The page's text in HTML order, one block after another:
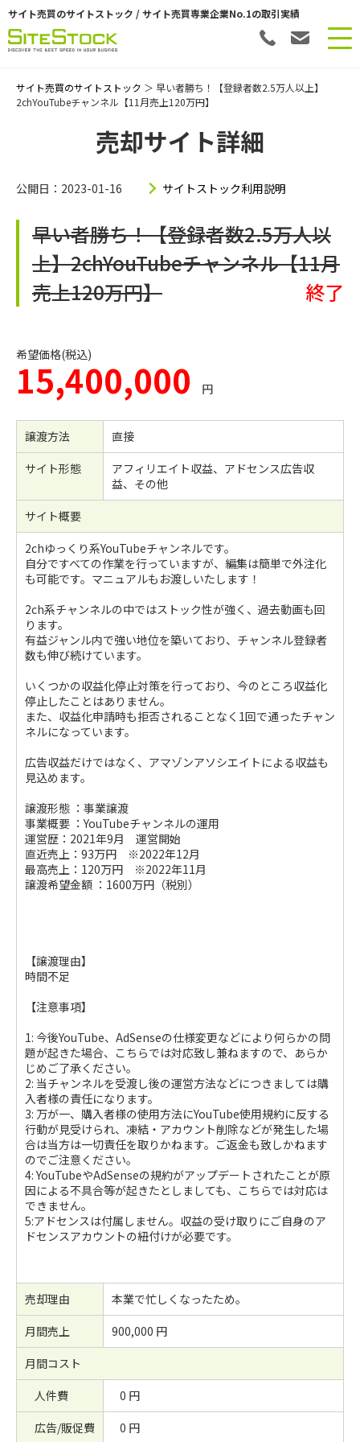
サイト売買のサイトストック / サイト売買専業企業No.1の取引実績
サイト売買のサイトストック ＞ 早い者勝ち！【登録者数2.5万人以上】
2chYouTubeチャンネル【11月売上120万円】
売却サイト詳細
公開日：2023-01-16 サイトストック利用説明
早い者勝ち！【登録者数2.5万人以
上】2chYouTubeチャンネル【11月
売上120万円】
終了
希望価格(税込)
15,400,000 円
譲渡方法
直接
サイト形態
アフィリエイト収益、アドセンス広告収
益、その他
サイト概要
2chゆっくり系YouTubeチャンネルです。
自分ですべての作業を行っていますが、編集は簡単で外注化
も可能です。マニュアルもお渡しいたします！
2ch系チャンネルの中ではストック性が強く、過去動画も回
ります。
有益ジャンル内で強い地位を築いており、チャンネル登録者
数も伸び続けています。
いくつかの収益化停止対策を行っており、今のところ収益化
停止したことはありません。
また、収益化申請時も拒否されることなく1回で通ったチャン
ネルになっています。
広告収益だけではなく、アマゾンアソシエイトによる収益も
見込めます。
譲渡形態 ：事業譲渡
事業概要 ：YouTubeチャンネルの運用
運営歴：2021年9月 運営開始
直近売上：93万円 ※2022年12月
最高売上：120万円 ※2022年11月
譲渡希望金額 ：1600万円（税別）
【譲渡理由】
時間不足
【注意事項】
1: 今後YouTube、AdSenseの仕様変更などにより何らかの問
題が起きた場合、こちらでは対応致し兼ねますので、あらか
じめご了承ください。
2: 当チャンネルを受渡し後の運営方法などにつきましては購
入者様の責任になります。
3: 万が一、購入者様の使用方法にYouTube使用規約に反する
行動が見受けられ、凍結・アカウント削除などが発生した場
合は当方は一切責任を取りかねます。ご返金も致しかねます
のでご注意ください。
4: YouTubeやAdSenseの規約がアップデートされたことが原
因による不具合等が起きたとしましても、こちらでは対応は
できません。
5:アドセンスは付属しません。収益の受け取りにご自身のア
ドセンスアカウントの紐付けが必要です。
売却理由
本業で忙しくなったため。
月間売上
900,000 円
月間コスト
人件費
0 円
広告/販促費
0 円